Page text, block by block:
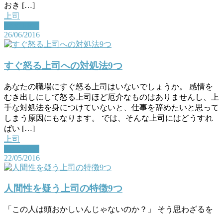
おき […]
上司
26/06/2016
すぐ怒る上司への対処法9つ
あなたの職場にすぐ怒る上司はいないでしょうか。 感情を
むき出しにして怒る上司ほど厄介なものはありませんし、上
手な対処法を身につけていないと、仕事を辞めたいと思って
しまう原因にもなります。 では、そんな上司にはどうすれ
ばい […]
上司
22/05/2016
人間性を疑う上司の特徴9つ
「この人は頭おかしいんじゃないのか？」 そう思わざるを